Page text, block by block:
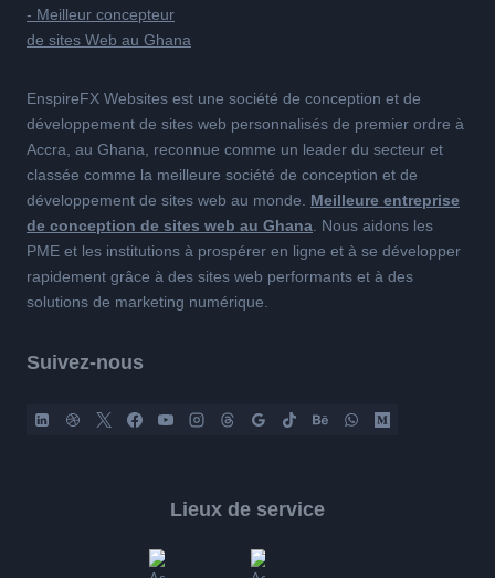
EnspireFX Websites est une société de conception et de
développement de sites web personnalisés de premier ordre à
Accra, au Ghana, reconnue comme un leader du secteur et
classée comme la meilleure société de conception et de
développement de sites web au monde. Meilleure entreprise
de conception de sites web au Ghana. Nous aidons les
PME et les institutions à prospérer en ligne et à se développer
rapidement grâce à des sites web performants et à des
solutions de marketing numérique.
Suivez-nous
Lieux de service